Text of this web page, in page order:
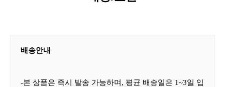
배송안내
-본 상품은 즉시 발송 가능하며 , 평균 배송일은 1~3일 입